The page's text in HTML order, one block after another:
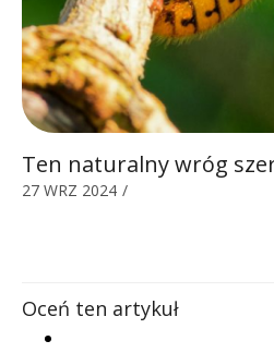
Ten naturalny wróg
27 WRZ 2024 /
Oceń ten artykuł